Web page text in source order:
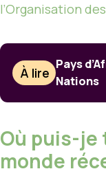
l’Organisation
À lire
Pays
Nations
Où puis-je
monde